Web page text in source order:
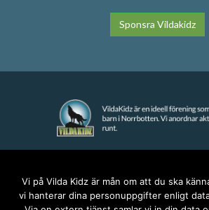
Sponsra Vildakidz
anna@vildakidz.se
Vi på Vilda Kidz är mån om att du ska
vi hanterar dina personuppgifter enligt